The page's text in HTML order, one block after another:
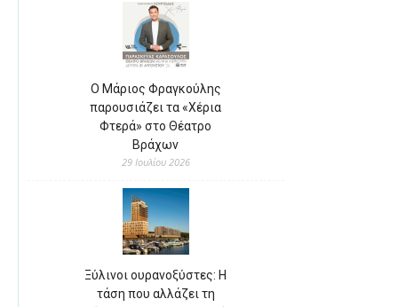
Ο Μάριος Φραγκούλης
παρουσιάζει τα «Χέρια
Φτερά» στο Θέατρο
Βράχων
29 Ιουλίου 2026
Ξύλινοι ουρανοξύστες: Η
τάση που αλλάζει τη